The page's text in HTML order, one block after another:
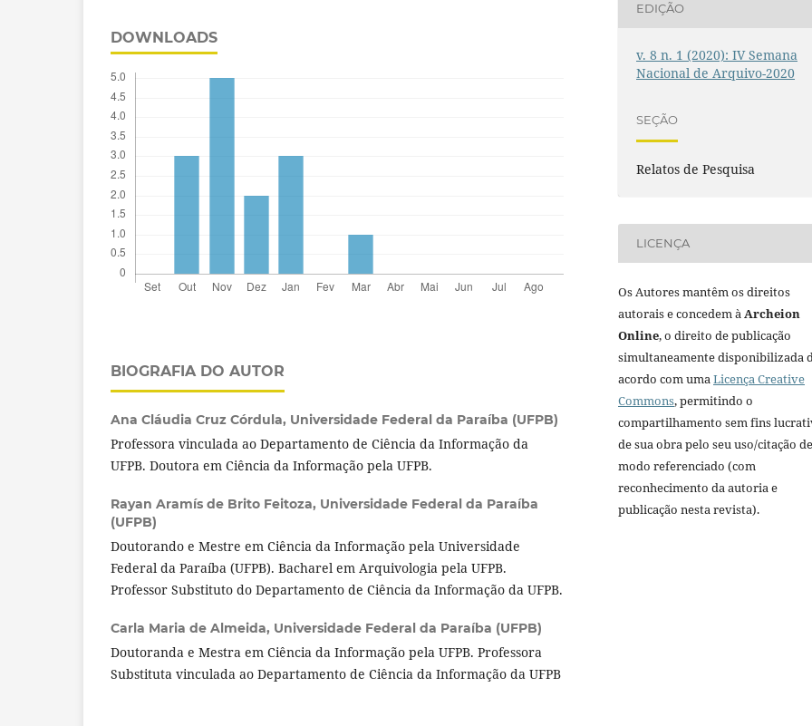
DOWNLOADS
BIOGRAFIA DO AUTOR
Ana Cláudia Cruz Córdula, Universidade Federal da Paraíba (UFPB)
Professora vinculada ao Departamento de Ciência da Informação da
UFPB. Doutora em Ciência da Informação pela UFPB.
Rayan Aramís de Brito Feitoza, Universidade Federal da Paraíba
(UFPB)
Doutorando e Mestre em Ciência da Informação pela Universidade
Federal da Paraíba (UFPB). Bacharel em Arquivologia pela UFPB.
Professor Substituto do Departamento de Ciência da Informação da UFPB.
Carla Maria de Almeida, Universidade Federal da Paraíba (UFPB)
Doutoranda e Mestra em Ciência da Informação pela UFPB. Professora
Substituta vinculada ao Departamento de Ciência da Informação da UFPB
EDIÇÃO
v. 8 n. 1 (2020): IV Semana
Nacional de Arquivo-2020
SEÇÃO
Relatos de Pesquisa
LICENÇA
Os Autores mantêm os direitos
autorais e concedem àArcheion
Online, o direito de publicação
simultaneamente disponibilizada
acordo com umaLicença Creative
Commons, permitindo o
compartilhamento sem fins
de sua obra pelo seu uso/citação de
modo referenciado (com
reconhecimento da autoria e
publicação nesta revista).